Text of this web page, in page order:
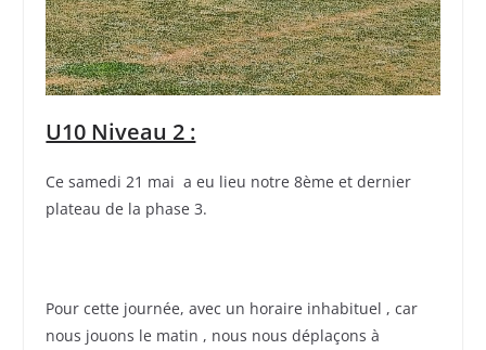
U10 Niveau 2 :
Ce samedi 21 mai a eu lieu notre 8ème et dernier
plateau de la phase 3.
Pour cette journée, avec un horaire inhabituel , car
nous jouons le matin , nous nous déplaçons à